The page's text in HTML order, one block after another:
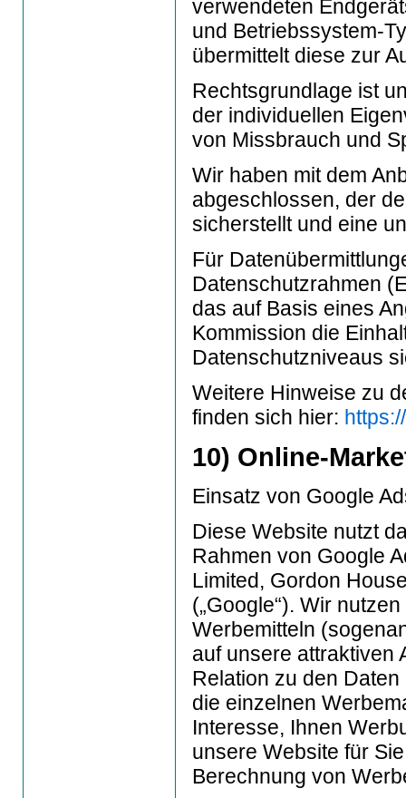
verwendeten
und Betriebssystem-
übermittelt diese zur
Rechtsgrundlage ist
der individuellen
von Missbrauch und
Wir haben mit dem
abgeschlossen, der
sicherstellt und eine
Für
Datenschutzrahmen
das auf Basis eines
Kommission die
Datenschutzniveaus
Weitere Hinweise zu
finden sich hier:
10) Online-
Einsatz von Google
Diese Website nutzt
Rahmen von Google
Limited, Gordon
(„Google“). Wir
Werbemitteln
auf unsere attraktiven
Relation zu den
die einzelnen
Interesse, Ihnen
unsere Website für
Berechnung von